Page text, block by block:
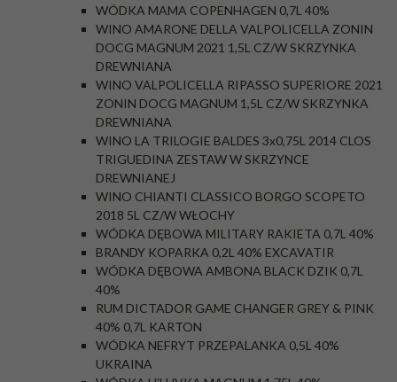
WÓDKA MAMA COPENHAGEN 0,7L 40%
WINO AMARONE DELLA VALPOLICELLA ZONIN
DOCG MAGNUM 2021 1,5L CZ/W SKRZYNKA
DREWNIANA
WINO VALPOLICELLA RIPASSO SUPERIORE 2021
ZONIN DOCG MAGNUM 1,5L CZ/W SKRZYNKA
DREWNIANA
WINO LA TRILOGIE BALDES 3x0,75L 2014 CLOS
TRIGUEDINA ZESTAW W SKRZYNCE
DREWNIANEJ
WINO CHIANTI CLASSICO BORGO SCOPETO
2018 5L CZ/W WŁOCHY
WÓDKA DĘBOWA MILITARY RAKIETA 0,7L 40%
BRANDY KOPARKA 0,2L 40% EXCAVATIR
WÓDKA DĘBOWA AMBONA BLACK DZIK 0,7L
40%
RUM DICTADOR GAME CHANGER GREY & PINK
40% 0,7L KARTON
WÓDKA NEFRYT PRZEPALANKA 0,5L 40%
UKRAINA